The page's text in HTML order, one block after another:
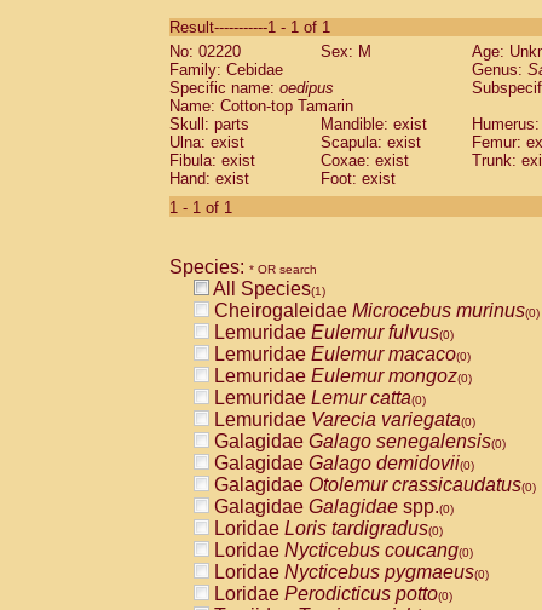
CebidaeSaguinus labiatus(0)
Cebidae Saguinus leucopus (0)
Cebidae
CebidaeSaguinus mystax
Cebidae Saguinus nigricollis (0)
Cebidae Saguinus oedipus
Cebidae Saguinus weddelli
Cebidae Saguinusspp.
Cebidae
CebidaeCebus capucinus
CebidaeCebus nigrivittatus
CebidaeCebus spp.(0)
CebidaeSaimiri boliviensis(0)
CebidaeSaimiri sciureus(0)
AtelidaeAlouatta caraya(0)
AtelidaeAlouatta fusca(0)
AtelidaeAlouatta seniculus(0)
AtelidaeAlouattaspp.(0)
AtelidaeAteles belzebuth(0)
AtelidaeAteles geoffroyi(0)
AtelidaeAteles paniscus(0)
AtelidaeAtelesspp.(0)
AtelidaeLagothrix lagothricha(0)
AtelidaeLagothrix lagothricha cana
PitheciidaeCacajao calvus
Result-----------1 - 1 of 1
No: 02220
Sex: M
Age:
Family: Cebidae
Genus:
Specific name: oedipus
Name: Cotton-top Tamarin
Skull: parts
Mandible: exist
Ulna: exist
Scapula: exist
Femur:
Fibula: exist
Coxae: exist
Trunk:
Hand: exist
Foot: exist
1 - 1 of 1
Species: * OR search
All Species(1)
Cheirogaleidae Microcebus murinus(0)
Lemuridae Eulemur fulvus(0)
Lemuridae Eulemur macaco(0)
Lemuridae Eulemur mongoz(0)
Lemuridae Lemur catta(0)
Lemuridae Varecia variegata(0)
Galagidae Galago senegalensis(0)
Galagidae Galago demidovii(0)
Galagidae Otolemur crassicaudatus(0)
Galagidae Galagidae spp.(0)
Loridae Loris tardigradus(0)
Loridae Nycticebus coucang(0)
Loridae Nycticebus pygmaeus(0)
Loridae Perodicticus potto(0)